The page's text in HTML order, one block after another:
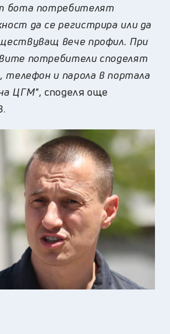
бота потребителят
да се регистрира или да
вече профил. При
потребители споделят
телефон и парола в портала
ЦГМ", споделя още